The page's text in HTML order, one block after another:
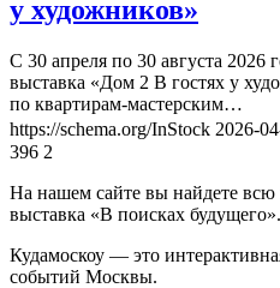
у художников»
С 30 апреля по 30 августа 2026
выставка «Дом 2 В гостях у
по квартирам-мастерским…
https://schema.org/InStock 2026-
396 2
На нашем сайте вы найдете
выставка «В поисках будущего».
Кудамоскоу — это
событий Москвы.